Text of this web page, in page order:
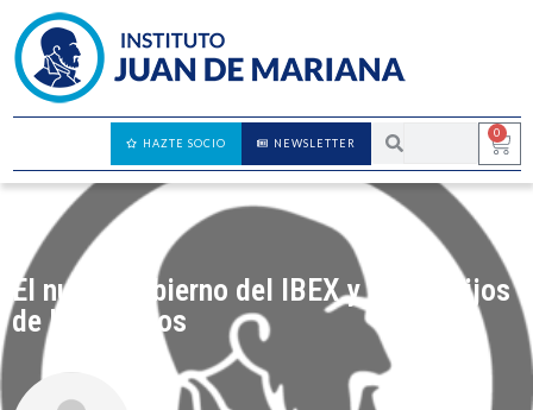
0
NEWSLETTER
HAZTE SOCIO
El nuevo gobierno del IBEX y de los hijos
de los obreros